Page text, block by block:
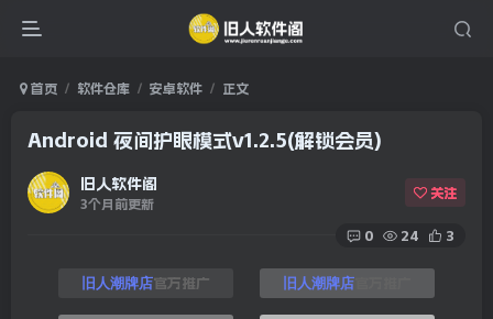
首页 软件仓库 安卓软件 正文
Android 夜间护眼模式v1.2.5(解锁会员)
旧人软件阁
3个月前更新
关注
0 24 3
旧人潮牌店官方推广 旧人潮牌店